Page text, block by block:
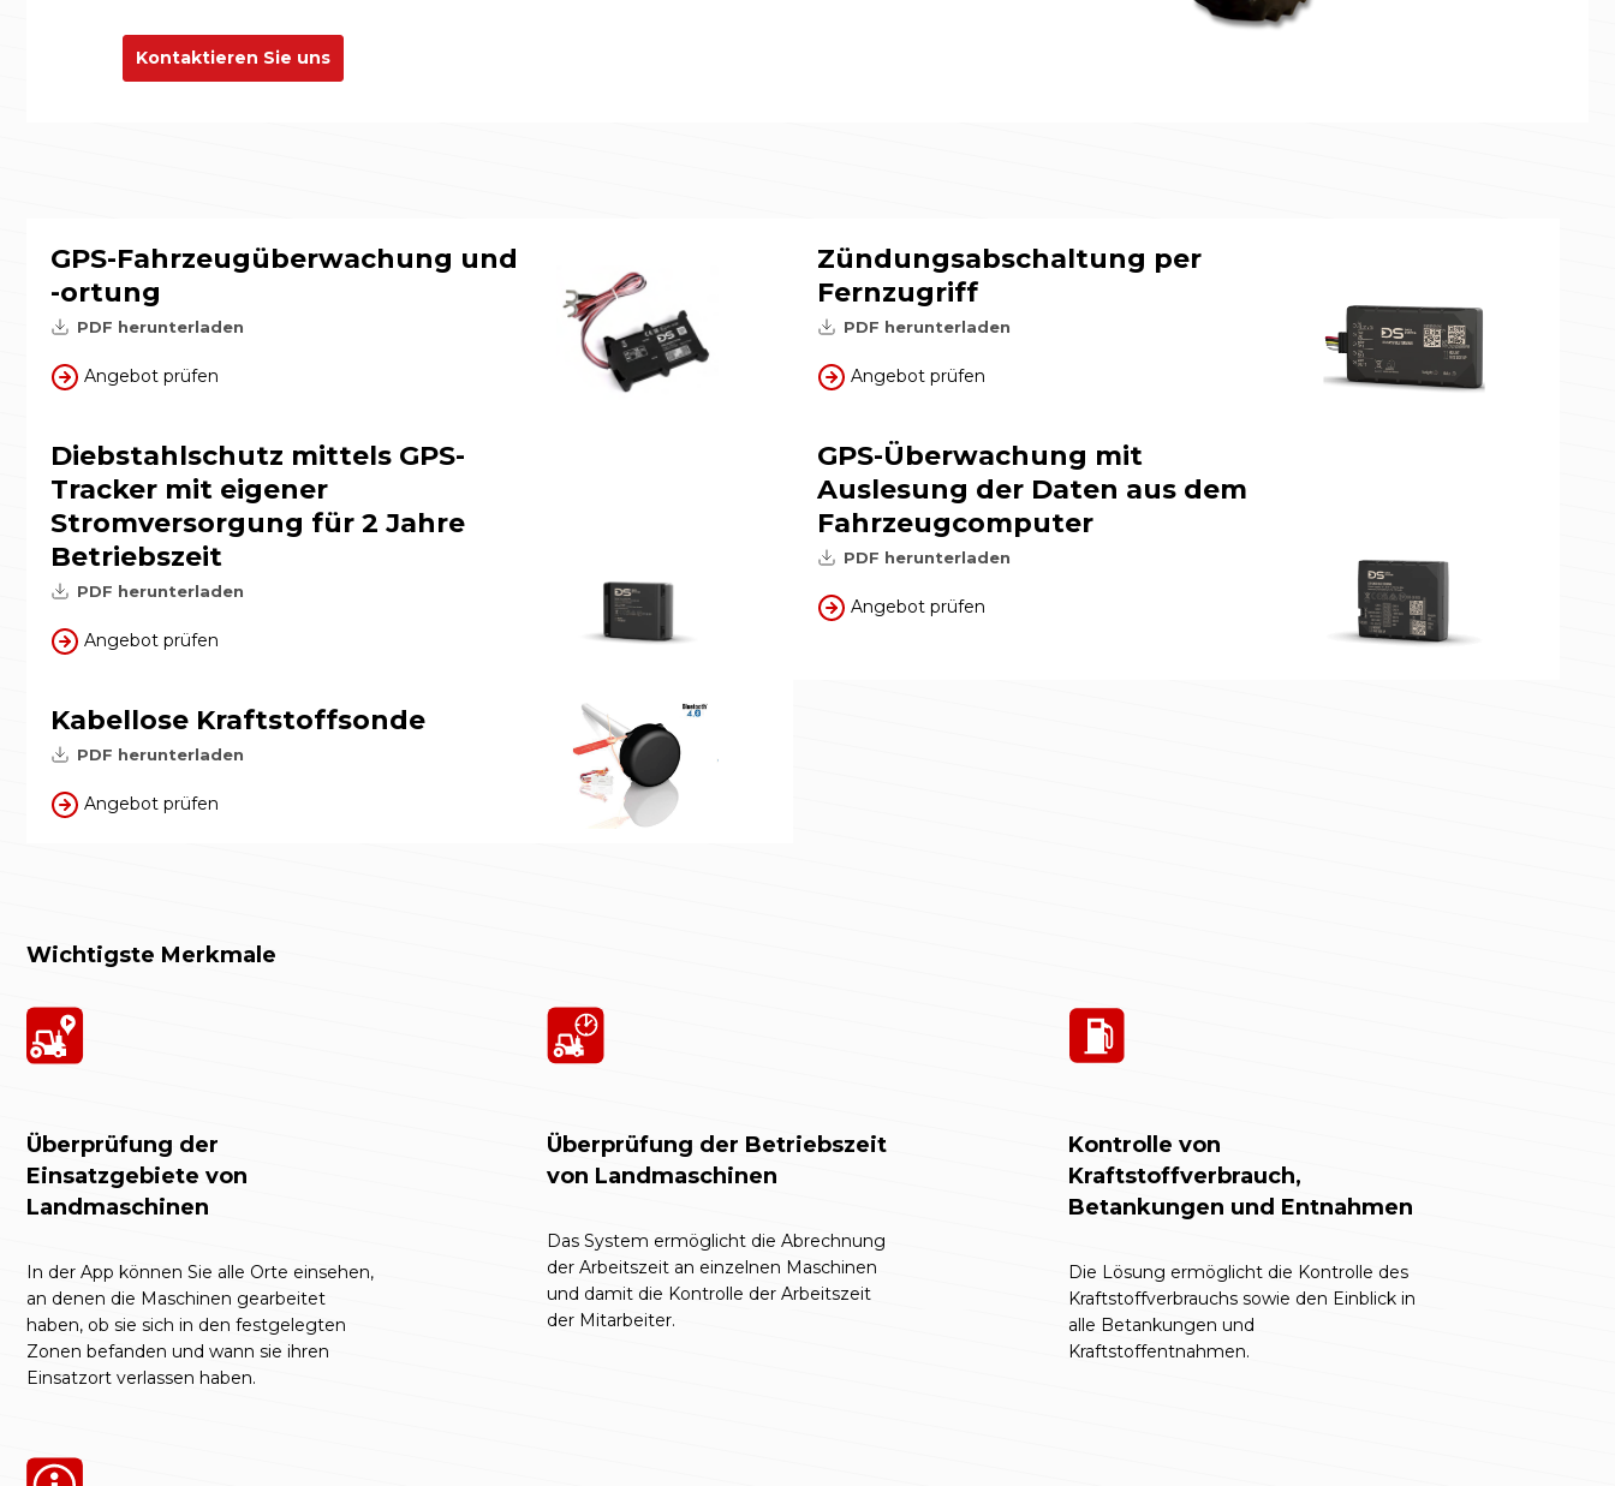
Kontaktieren Sie uns
GPS-Fahrzeugüberwachung und
-ortung
PDF herunterladen
Angebot prüfen
Zündungsabschaltung per
Fernzugriff
PDF herunterladen
Angebot prüfen
Diebstahlschutz mittels GPS-
Tracker mit eigener
Stromversorgung für 2 Jahre
Betriebszeit
PDF herunterladen
Angebot prüfen
GPS-Überwachung mit
Auslesung der Daten aus dem
Fahrzeugcomputer
PDF herunterladen
Angebot prüfen
Kabellose Kraftstoffsonde
PDF herunterladen
Angebot prüfen
Wichtigste Merkmale
Überprüfung der
Einsatzgebiete von
Landmaschinen
In der App können Sie alle Orte einsehen,
an denen die Maschinen gearbeitet
haben, ob sie sich in den festgelegten
Zonen befanden und wann sie ihren
Einsatzort verlassen haben.
Überprüfung der Betriebszeit
von Landmaschinen
Das System ermöglicht die Abrechnung
der Arbeitszeit an einzelnen Maschinen
und damit die Kontrolle der Arbeitszeit
der Mitarbeiter.
Kontrolle von
Kraftstoffverbrauch,
Betankungen und Entnahmen
Die Lösung ermöglicht die Kontrolle des
Kraftstoffverbrauchs sowie den Einblick in
alle Betankungen und
Kraftstoffentnahmen.